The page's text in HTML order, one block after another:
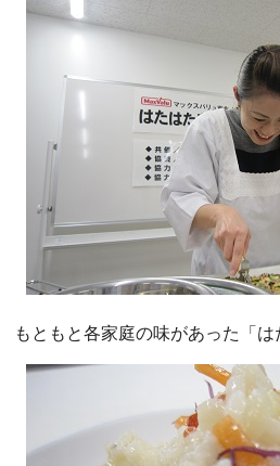
もともと各家庭の味があった「は